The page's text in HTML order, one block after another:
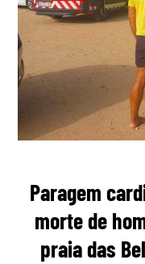
Paragem
morte de
praia das